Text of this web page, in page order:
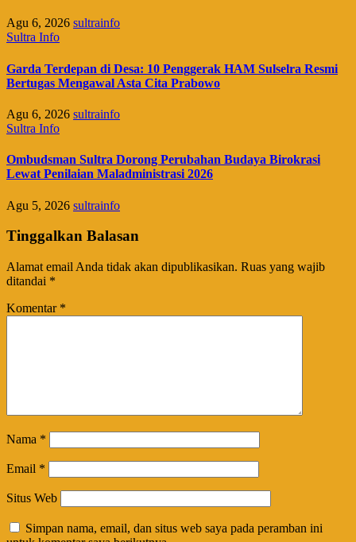
Agu 6, 2026 sultrainfo
Sultra Info
Garda Terdepan di Desa: 10 Penggerak HAM Sulselra Resmi
Bertugas Mengawal Asta Cita Prabowo
Agu 6, 2026 sultrainfo
Sultra Info
Ombudsman Sultra Dorong Perubahan Budaya Birokrasi
Lewat Penilaian Maladministrasi 2026
Agu 5, 2026 sultrainfo
Tinggalkan Balasan
Alamat email Anda tidak akan dipublikasikan. Ruas yang wajib
ditandai *
Komentar *
Nama *
Email *
Situs Web
Simpan nama, email, dan situs web saya pada peramban ini